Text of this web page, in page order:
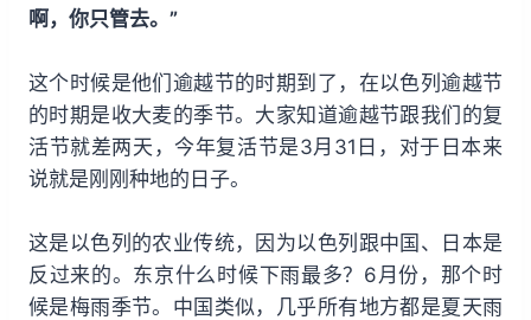
啊，你只管去。”
这个时候是他们逾越节的时期到了，在以色列逾越节
的时期是收大麦的季节。大家知道逾越节跟我们的复
活节就差两天，今年复活节是3月31日，对于日本来
说就是刚刚种地的日子。
这是以色列的农业传统，因为以色列跟中国、日本是
反过来的。东京什么时候下雨最多？6月份，那个时
候是梅雨季节。中国类似，几乎所有地方都是夏天雨